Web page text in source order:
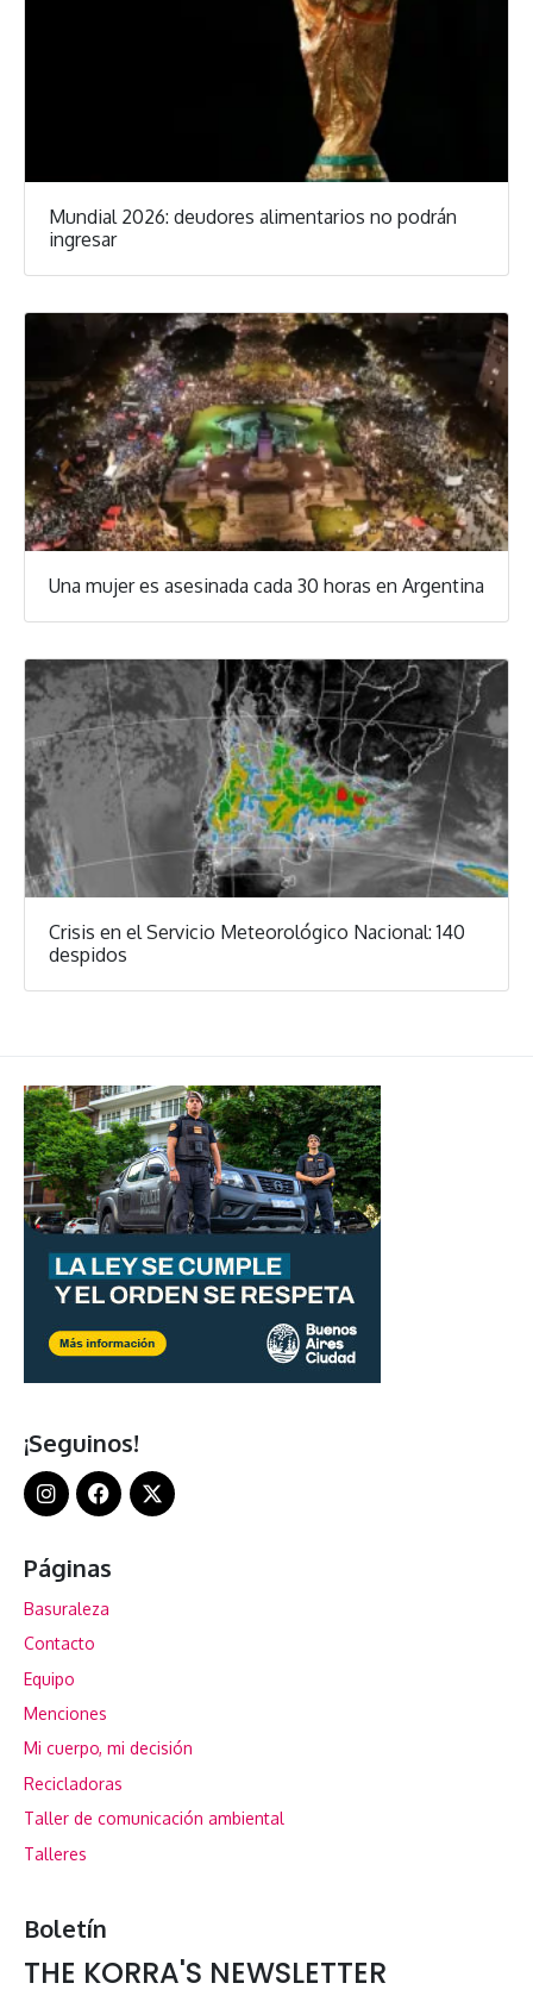
Mundial 2026: deudores alimentarios no podrán
ingresar
Una mujer es asesinada cada 30 horas en Argentina
Crisis en el Servicio Meteorológico Nacional: 140
despidos
¡Seguinos!
Páginas
Basuraleza
Contacto
Equipo
Menciones
Mi cuerpo, mi decisión
Recicladoras
Taller de comunicación ambiental
Talleres
Boletín
THE KORRA'S NEWSLETTER